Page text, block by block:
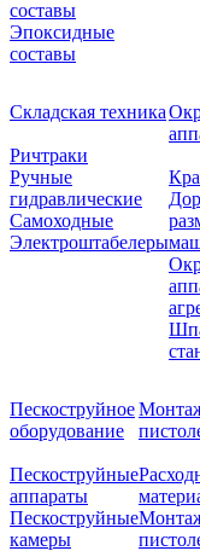
составы
Эпоксидные
составы
Складская техника
Ричтраки
Ручные
гидравлические
Самоходные
Электроштабелеры
Пескоструйное
оборудование
Пескоструйные
аппараты
Пескоструйные
камеры